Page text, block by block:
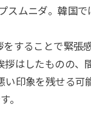
スムニダ。韓国で
することで緊張
はしたものの、
印象を残せる可
。